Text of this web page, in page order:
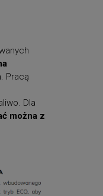
Pracą
Dla
można z